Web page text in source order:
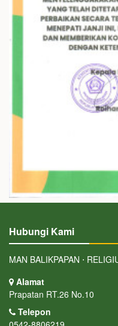
Hubungi Kami
MAN BALIKPAPAN ⋅
Alamat
Prapatan RT.26 No.10
Telepon